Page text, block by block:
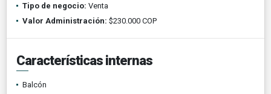
Tipo de negocio: Venta
Valor Administración: $230.000 COP
Características internas
Balcón